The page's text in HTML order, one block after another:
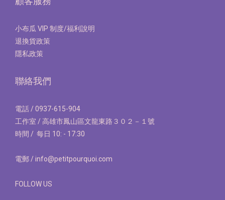
小布瓜 VIP 制度/福利說明
退換貨政策
隱私政策
聯絡我們
電話 / 0937-615-904
工作室 / 高雄市鳳山區文龍東路３０２－１號
時間 / 每日 10: - 17:30
電郵 / info@petitpourquoi.com
FOLLOW US